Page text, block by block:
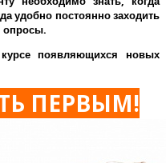
удобно постоянно заходить
опросы.
появляющихся новых
ПЕРВЫМ!